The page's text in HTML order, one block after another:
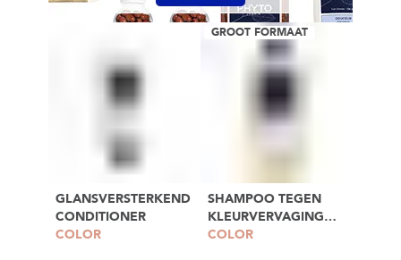
GLANSVERSTERKEND
CONDITIONER
COLOR
GROOT FORMAAT
SHAMPOO TEGEN
KLEURVERVAGING
500ML
COLOR